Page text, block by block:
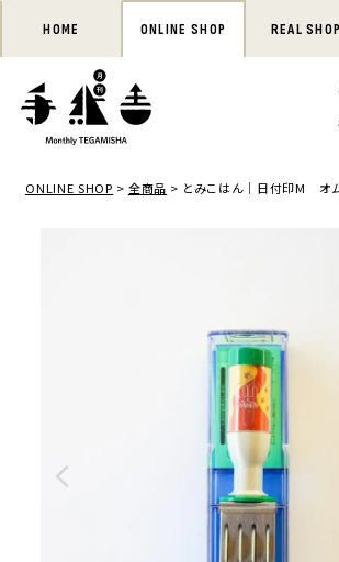
HOME ONLINE SHOP REAL SHOP
ONLINE SHOP 全商品 とみこはん｜日付印M オ